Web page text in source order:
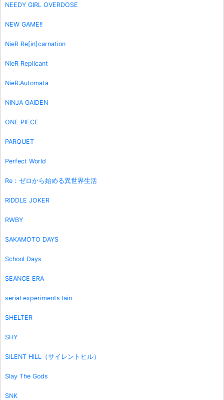
NEEDY GIRL OVERDOSE
NEW GAME!!
NieR Re[in]carnation
NieR Replicant
NieR:Automata
NINJA GAIDEN
ONE PIECE
PARQUET
Perfect World
Re：ゼロから始める異世界生活
RIDDLE JOKER
RWBY
SAKAMOTO DAYS
School Days
SEANCE ERA
serial experiments lain
SHELTER
SHY
SILENT HILL（サイレントヒル）
Slay The Gods
SNK